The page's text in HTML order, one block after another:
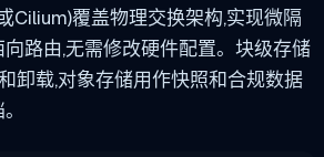
Cilium)覆盖物理交换架构,实现微隔
路由,无需修改硬件配置。块级存储
卸载,对象存储用作快照和合规数据